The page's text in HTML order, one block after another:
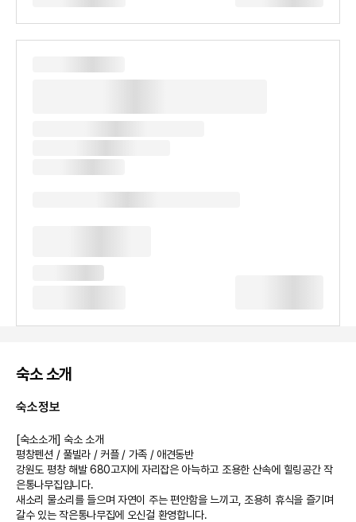
숙소 소개
숙소정보
[숙소소개] 숙소 소개
평창펜션 / 풀빌라 / 커플 / 가족 / 애견동반
강원도 평창 해발 680고지에 자리잡은 아늑하고 조용한 산속에 힐링공간 작
은통나무집입니다.
새소리 물소리를 들으며 자연이 주는 편안함을 느끼고, 조용히 휴식을 즐기며
갈수 있는 작은통나무집에 오신걸 환영합니다.